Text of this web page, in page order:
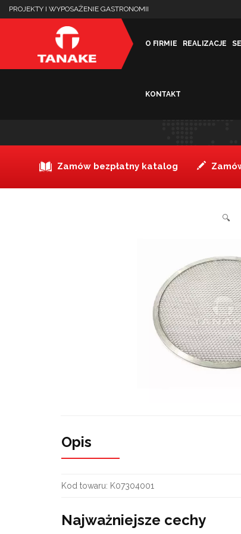
PROJEKTY I WYPOSAŻENIE GASTRONOMII
O FIRMIE REALIZACJE
KONTAKT
Zamów bezpłatny katalog
🔍
Opis
Kod towaru: K07304001
Najważniejsze cechy